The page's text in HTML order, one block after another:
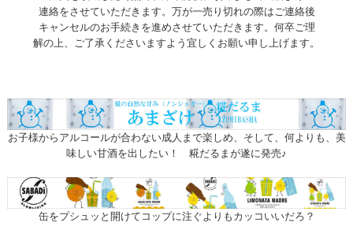
連絡をさせていただきます。万が一売り切れの際はご連絡後
キャンセルのお手続きを進めさせていただきます。何卒ご理
解の上、ご了承くださいますよう宜しくお願い申し上げます。
お子様からアルコールが合わない成人まで楽しめ、そして、何よりも、美
味しい甘酒を出したい！ 糀だるまが遂に発売♪
缶をプシュッと開けてコップに注ぐよりもカッコいいだろ？